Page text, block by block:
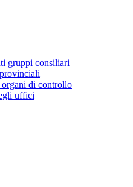
gruppi consiliari
di controllo
uffici